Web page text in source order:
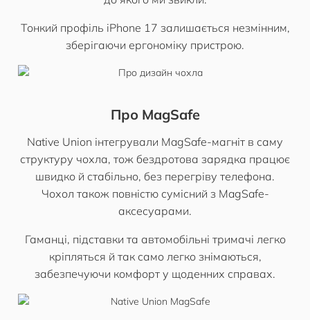
Тонкий профіль iPhone 17 залишається незмінним,
зберігаючи ергономіку пристрою.
Про MagSafe
Native Union інтегрували MagSafe-магніт в саму
структуру чохла, тож бездротова зарядка працює
швидко й стабільно, без перегріву телефона.
Чохол також повністю сумісний з MagSafe-
аксесуарами.
Гаманці, підставки та автомобільні тримачі легко
кріпляться й так само легко знімаються,
забезпечуючи комфорт у щоденних справах.